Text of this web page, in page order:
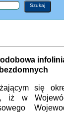
bezdomnych
się
iż w